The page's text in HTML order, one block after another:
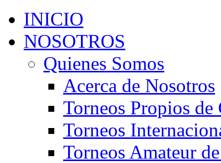
INICIO
NOSOTROS
Quienes Somos
Acerca de Nosotros
Torneos Propios
Torneos
Torneos Amateur